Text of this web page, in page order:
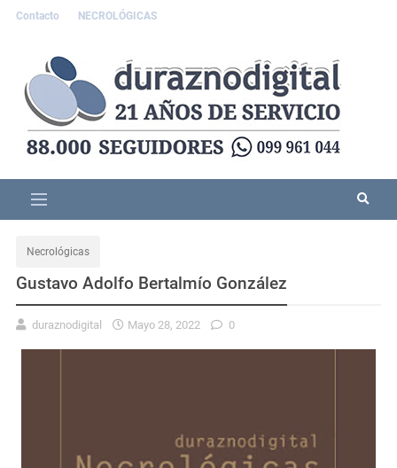
Contacto NECROLÓGICAS
Necrológicas
Gustavo Adolfo Bertalmío González
duraznodigital Mayo 28, 2022 0